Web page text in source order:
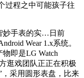
过程之中可能孩子往
手表的实…日前
Wear 1.x系统。
即是LG Watch
逛戏团队正正在积极
采用圆形表盘，比来